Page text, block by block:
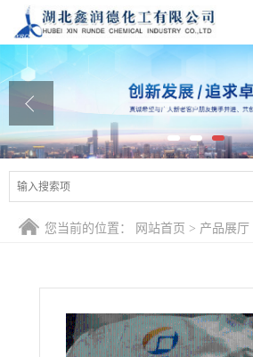
公司首页
公司介绍
公司动态
产品展厅
证书荣誉
您当前的位置： 网站首页 > 产品展厅